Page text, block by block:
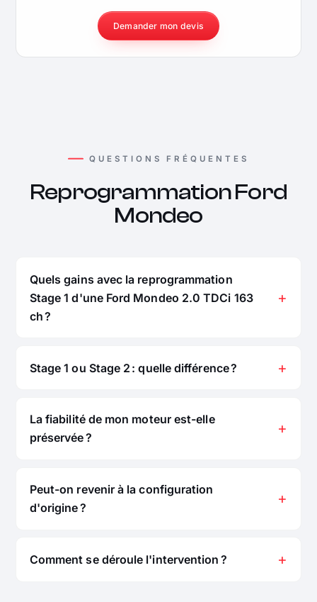
Demander mon devis
QUESTIONS FRÉQUENTES
Reprogrammation Ford
Mondeo
Quels gains avec la reprogrammation
Stage 1 d'une Ford Mondeo 2.0 TDCi 163
ch ?
Stage 1 ou Stage 2 : quelle différence ?
La fiabilité de mon moteur est-elle
préservée ?
Peut-on revenir à la configuration
d'origine ?
Comment se déroule l'intervention ?